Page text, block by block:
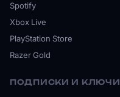
Spotify
Xbox Live
PlayStation Store
Razer Gold
ПОДПИСКИ И КЛЮЧИ